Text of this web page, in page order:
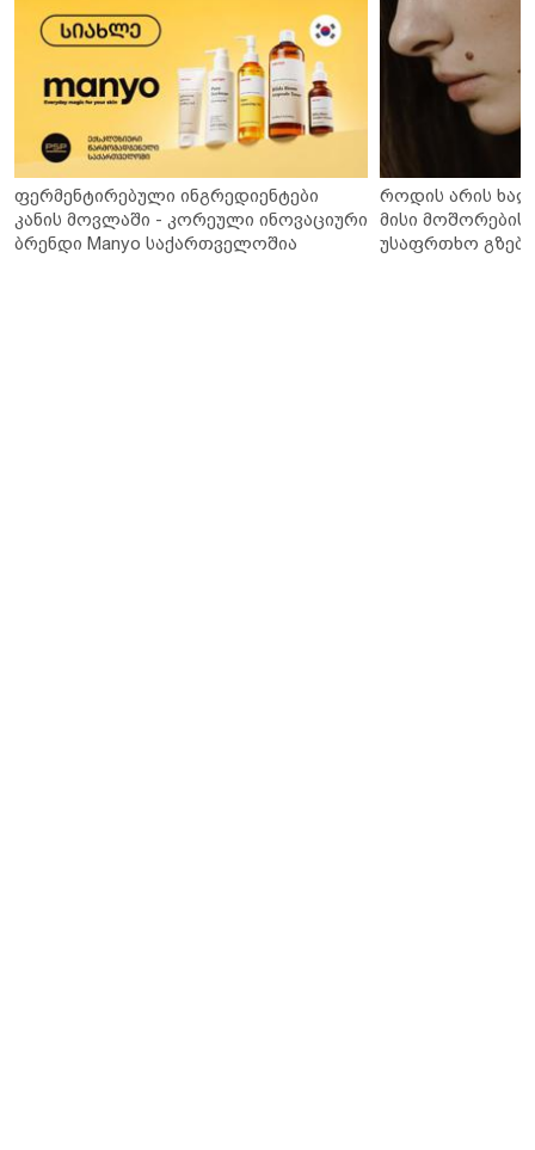
ფერმენტირებული ინგრედიენტები
კანის მოვლაში - კორეული ინოვაციური
ბრენდი Manyo საქართველოშია
როდის არის
მისი მოშორების
უსაფრთხო გზები